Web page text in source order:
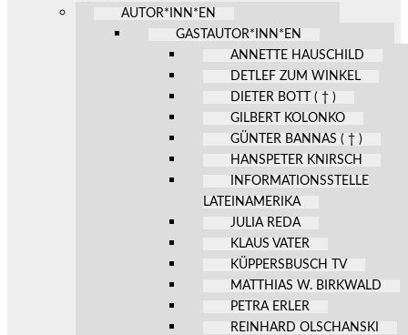
AUTOR*INN*EN
GASTAUTOR*INN*EN
ANNETTE HAUSCHILD
DETLEF ZUM WINKEL
DIETER BOTT ( † )
GILBERT KOLONKO
GÜNTER BANNAS ( † )
HANSPETER KNIRSCH
INFORMATIONSSTELLE
LATEINAMERIKA
JULIA REDA
KLAUS VATER
KÜPPERSBUSCH TV
MATTHIAS W. BIRKWALD
PETRA ERLER
REINHARD OLSCHANSKI